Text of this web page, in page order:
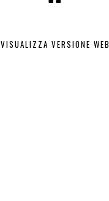
VISUALIZZA VERSIONE WEB